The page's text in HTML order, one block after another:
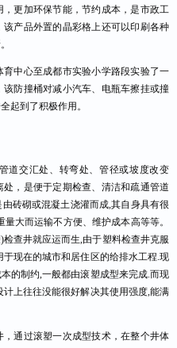
更加环保节能，节约成本，是市政工
产品外置的晶彩格上还可以印刷各种
中心至成都市实验小学路段实验了一
防撞桶对减小汽车、电瓶车擦挂或撞
起到了积极作用。
交汇处、转弯处、管径或坡度改变
，是便于定期检查、清洁和疏通管道
砖砌或混凝土浇灌而成,其自身具有很
大而运输不方便、维护成本高等等。
查井就应运而生,由于塑料检查井克服
现在的城市和居住区的给排水工程.现
的制约,一般都由滚塑成型来完成.而现
上往往没能很好解决其使用强度,能满
通过滚塑一次成型技术，在整个井体